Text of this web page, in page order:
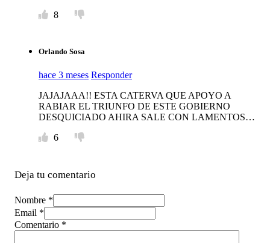
8
Orlando Sosa
hace 3 meses Responder
JAJAJAAA!! ESTA CATERVA QUE APOYO A
RABIAR EL TRIUNFO DE ESTE GOBIERNO
DESQUICIADO AHIRA SALE CON LAMENTOS…
6
Deja tu comentario
Nombre *
Email *
Comentario *